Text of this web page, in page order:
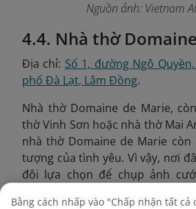
Nguồn ảnh: Vietnam
4.4. Nhà thờ
Địa chỉ: Số 1, đường Ngô
phố Đà Lạt, Lâm Đồng.
Nhà thờ Domaine de Marie,
thờ Vinh Sơn hoặc nhà thờ Mai
nhà thờ Domaine de Marie
tượng của tình yêu. Vì vậy, nơi
đôi lựa chọn để chụp ảnh
Bằng cách nhấp vào "Chấp nhận tất cả